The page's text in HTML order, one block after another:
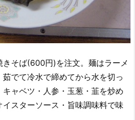
そば(600円)を注文。麺はラーメ
でて冷水で締めてから水を切っ
ャベツ・人参・玉葱・韮を炒め
スターソース・旨味調味料で味